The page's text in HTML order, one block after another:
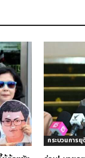
กระบวนการ